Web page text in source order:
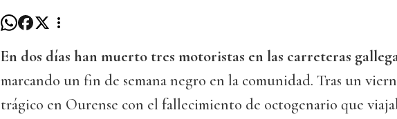
En dos días han muerto tres motoristas en las carreteras
marcando un fin de semana negro en la comunidad. Tras un
trágico en Ourense con el fallecimiento de octogenario que